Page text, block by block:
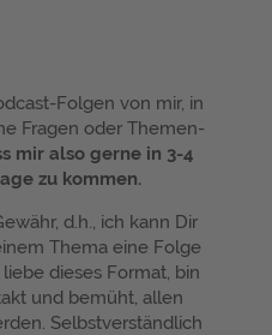
Folgen von mir, in
Fragen oder Themen-
mir also gerne in 3-4
zu kommen.
d.h., ich kann Dir
Thema eine Folge
dieses Format, bin
und bemüht, allen
Selbstverständlich